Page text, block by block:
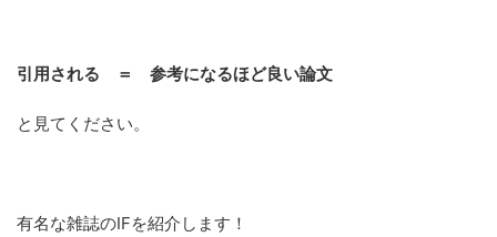
引用される ＝ 参考になるほど良い論文
と見てください。
有名な雑誌のIFを紹介します！